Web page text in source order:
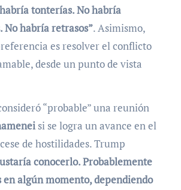
tonterías. No habría
No habría retrasos”. Asimismo,
es resolver el conflicto
desde un punto de vista
“probable” una reunión
si se logra un avance en el
de hostilidades. Trump
conocerlo. Probablemente
algún momento, dependiendo